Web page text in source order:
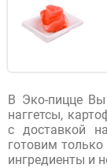
В Эко-пицце
наггетсы,
с доставкой
готовим
ингредиенты и